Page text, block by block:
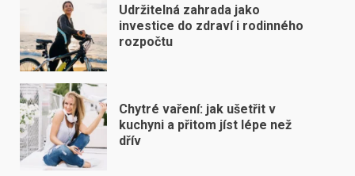
Udržitelná zahrada jako
investice do zdraví i rodinného
rozpočtu
Chytré vaření: jak ušetřit v
kuchyni a přitom jíst lépe než
dřív